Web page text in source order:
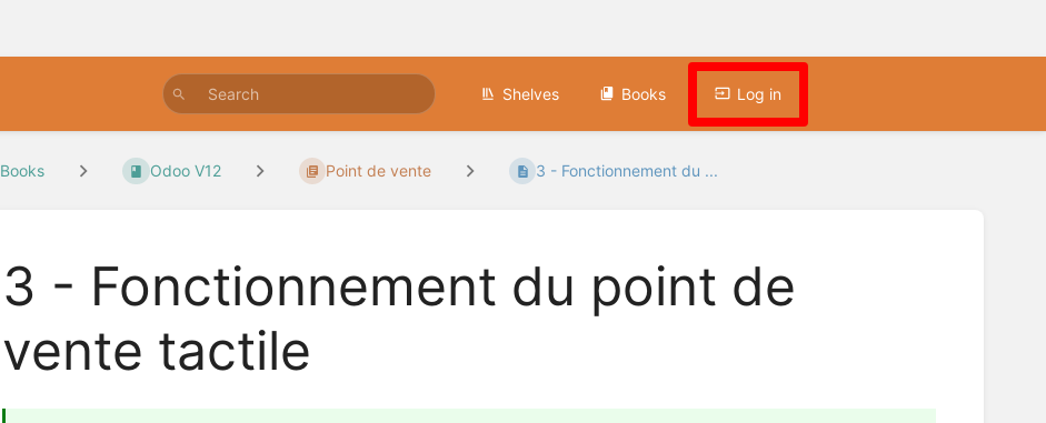
Shelves Books Log in
Books Odoo V12 Point de vente 3 - Fonctionnement du ...
3 - Fonctionnement du point de
vente tactile